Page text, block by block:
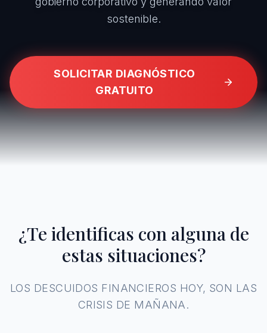
sostenible.
SOLICITAR DIAGNÓSTICO
GRATUITO
¿Te identificas con alguna de
estas situaciones?
LOS DESCUIDOS FINANCIEROS HOY, SON LAS
CRISIS DE MAÑANA.